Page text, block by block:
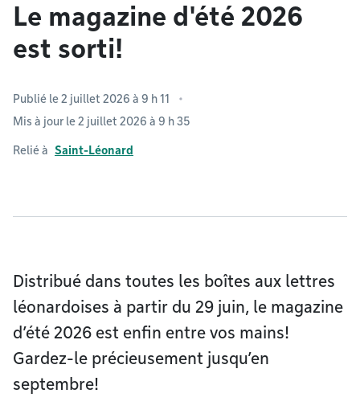
Le magazine d'été 2026
est sorti!
Publié le 2 juillet 2026 à 9 h 11
Mis à jour le 2 juillet 2026 à 9 h 35
Relié à Saint-Léonard
Distribué dans toutes les boîtes aux lettres
léonardoises à partir du 29 juin, le magazine
d’été 2026 est enfin entre vos mains!
Gardez-le précieusement jusqu’en
septembre!